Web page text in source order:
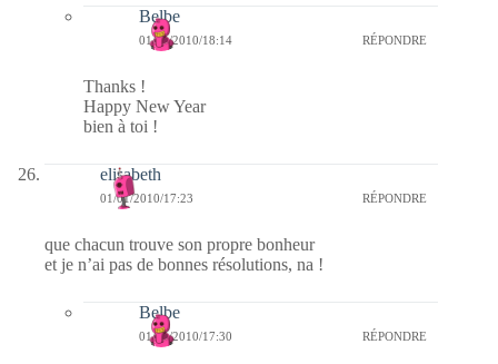
Belbe
01/01/2010/18:14 RÉPONDRE
Thanks !
Happy New Year
bien à toi !
elisabeth
01/01/2010/17:23 RÉPONDRE
que chacun trouve son propre bonheur
et je n’ai pas de bonnes résolutions, na !
Belbe
01/01/2010/17:30 RÉPONDRE